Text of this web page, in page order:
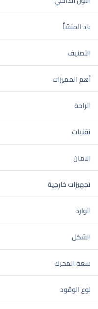
بلد المنشأ
التصنيف
أهم المميزات
الراحة
تقنيات
الامان
تجهيزات خارجية
الوارد
الشكل
سعة المحرك
نوع الوقود